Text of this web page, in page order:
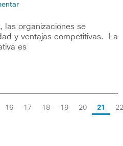
las organizaciones se
y ventajas competitivas. La
es
16 17 18 19 20 21 22